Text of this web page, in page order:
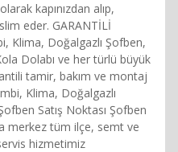
kapınızdan alıp,
eder. GARANTİLİ
Klima, Doğalgazlı Şofben,
Dolabı ve her türlü büyük
tamir, bakım ve montaj
Klima, Doğalgazlı
Satış Noktası Şofben
merkez tüm ilçe, semt ve
hizmetimiz